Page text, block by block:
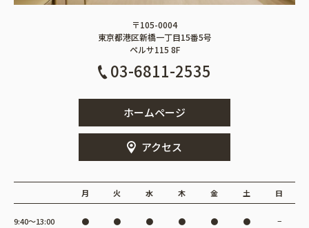
〒105-0004
東京都港区新橋一丁目15番5号
ペルサ115 8F
03-6811-2535
ホームページ
アクセス
月 火 水 木 金 土 日
9:40〜13:00 ● ● ● ● ● ● −